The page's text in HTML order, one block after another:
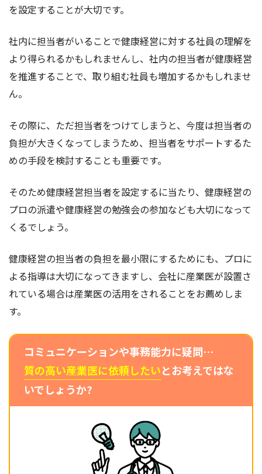
を設定することが大切です。
社内に担当者がいることで健康経営に対する社員の理解を
より得られるかもしれませんし、社内の担当者が健康経営
を推進することで、取り組む社員も増加するかもしれませ
ん。
その際に、ただ担当者をつけてしまうと、今度は担当者の
負担が大きくなってしまうため、担当者をサポートするた
めの手段を検討することも重要です。
そのため健康経営担当者を設定するに当たり、健康経営の
プロの派遣や健康経営の勉強会の参加なども大切になって
くるでしょう。
健康経営の担当者の負担を最小限にするためにも、プロに
よる指導は大切になってきますし、会社に産業医が設置さ
れている場合は産業医の活用をされることをお薦めしま
す。
コミュニケーションや事務能力に疑問…
質の高い産業医に依頼したいとお考えではな
いでしょうか?